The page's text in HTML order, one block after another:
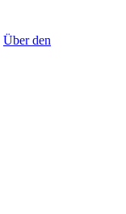
Über den